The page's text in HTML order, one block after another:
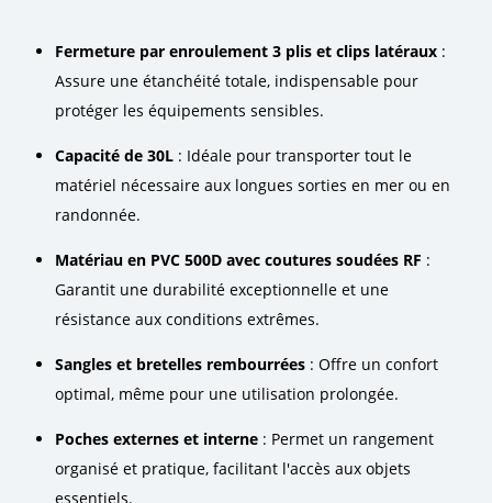
Fermeture par enroulement 3 plis et clips latéraux :
Assure une étanchéité totale, indispensable pour
protéger les équipements sensibles.
Capacité de 30L : Idéale pour transporter tout le
matériel nécessaire aux longues sorties en mer ou en
randonnée.
Matériau en PVC 500D avec coutures soudées RF :
Garantit une durabilité exceptionnelle et une
résistance aux conditions extrêmes.
Sangles et bretelles rembourrées : Offre un confort
optimal, même pour une utilisation prolongée.
Poches externes et interne : Permet un rangement
organisé et pratique, facilitant l'accès aux objets
essentiels.